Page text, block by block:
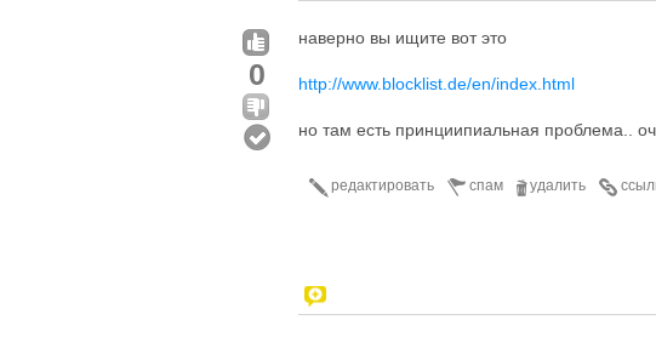
0
наверно вы ищите вот это
http://www.blocklist.de/en/index.html
но там есть принциипиальная проблема..
удалить
спам
редактировать